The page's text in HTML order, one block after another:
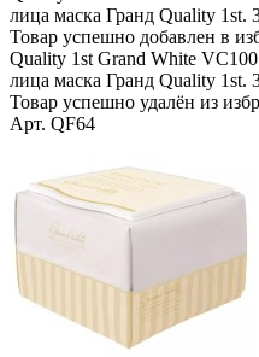
лица маска Гранд Quality 1st.
Товар успешно добавлен в
Quality 1st Grand White
лица маска Гранд Quality 1st.
Товар успешно удалён из
Арт. QF64